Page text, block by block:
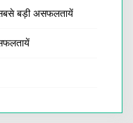
सबसे बड़ी असफलतायें